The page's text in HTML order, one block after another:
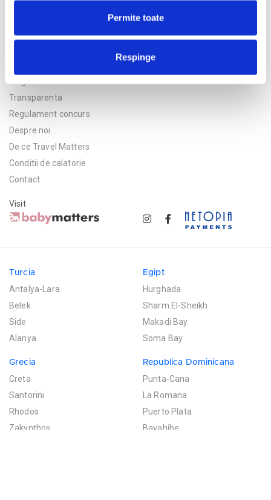
Permite toate
Respinge
Transparenta
Regulament concurs
Despre noi
De ce Travel Matters
Conditii de calatorie
Contact
Visit
Turcia
Antalya-Lara
Belek
Side
Alanya
Egipt
Hurghada
Sharm El-Sheikh
Makadi Bay
Soma Bay
Grecia
Creta
Santorini
Rhodos
Zakynthos
Republica Dominicana
Punta-Cana
La Romana
Puerto Plata
Bayahibe